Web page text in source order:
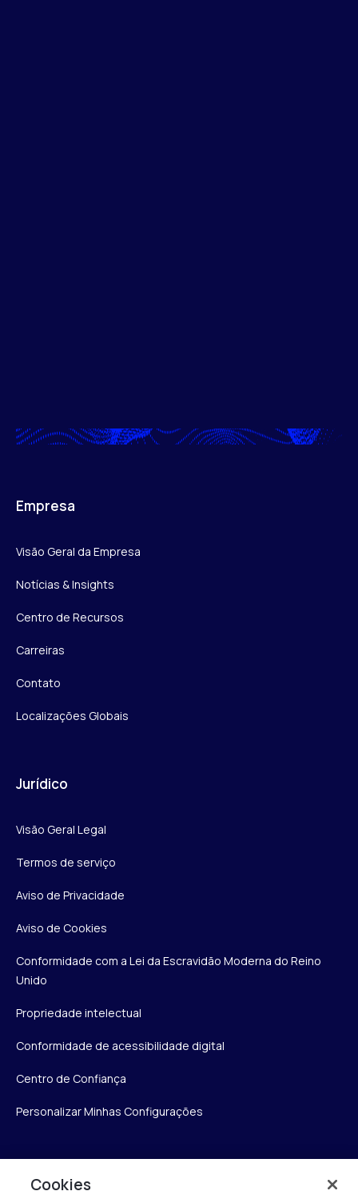
Empresa
Visão Geral da Empresa
Notícias & Insights
Centro de Recursos
Carreiras
Contato
Localizações Globais
Jurídico
Visão Geral Legal
Termos de serviço
Aviso de Privacidade
Aviso de Cookies
Conformidade com a Lei da Escravidão Moderna do Reino
Unido
Propriedade intelectual
Conformidade de acessibilidade digital
Centro de Confiança
Personalizar Minhas Configurações
Verint
Cookies